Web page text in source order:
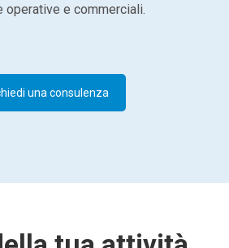
operative e commerciali.
una consulenza